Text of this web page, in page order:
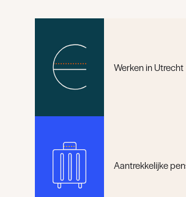
Werken in Utrecht
Aantrekkelijke